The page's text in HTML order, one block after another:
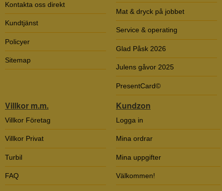
Kontakta oss direkt
Kundtjänst
Policyer
Sitemap
Mat & dryck på jobbet
Service & operating
Glad Påsk 2026
Julens gåvor 2025
PresentCard©
Villkor m.m.
Villkor Företag
Villkor Privat
Turbil
FAQ
Kundzon
Logga in
Mina ordrar
Mina uppgifter
Välkommen!